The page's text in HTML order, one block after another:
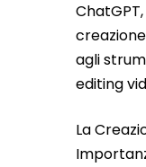
ChatGPT,
agli
editing
La